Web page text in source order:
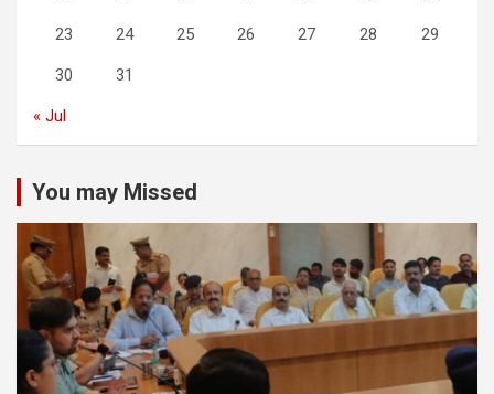
23 24 25 26 27 28 29
30 31
« Jul
You may Missed